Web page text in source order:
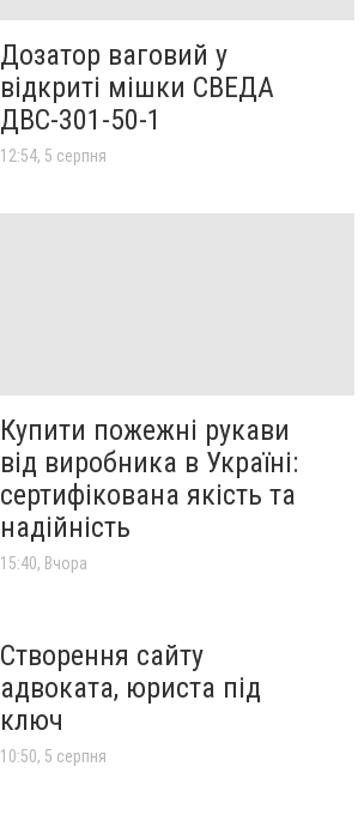
Дозатор ваговий у
відкриті мішки СВЕДА
ДВС-301-50-1
12:54, 5 серпня
Кyпити пожежні рукави
вiд виробника в Україні:
сертифікована якість та
надійність
15:40, Вчора
Створення сайту
адвоката, юриста під
ключ
10:50, 5 серпня